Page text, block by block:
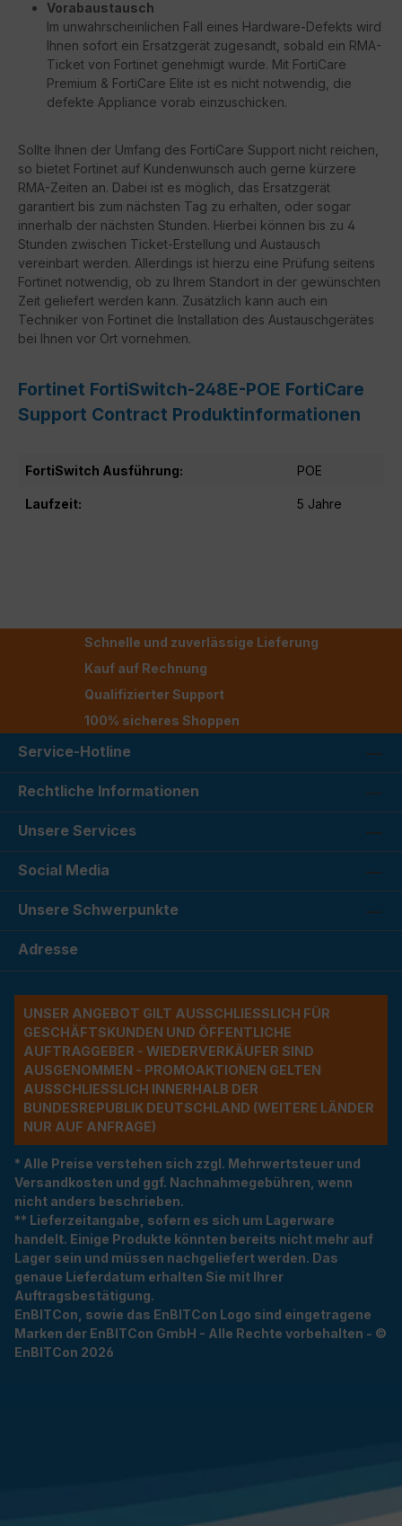
Vorabaustausch
Im unwahrscheinlichen Fall eines Hardware-Defekts wird
Ihnen sofort ein Ersatzgerät zugesandt, sobald ein RMA-
Ticket von Fortinet genehmigt wurde. Mit FortiCare
Premium & FortiCare Elite ist es nicht notwendig, die
defekte Appliance vorab einzuschicken.
Sollte Ihnen der Umfang des FortiCare Support nicht reichen,
so bietet Fortinet auf Kundenwunsch auch gerne kürzere
RMA-Zeiten an. Dabei ist es möglich, das Ersatzgerät
garantiert bis zum nächsten Tag zu erhalten, oder sogar
innerhalb der nächsten Stunden. Hierbei können bis zu 4
Stunden zwischen Ticket-Erstellung und Austausch
vereinbart werden. Allerdings ist hierzu eine Prüfung seitens
Fortinet notwendig, ob zu Ihrem Standort in der gewünschten
Zeit geliefert werden kann. Zusätzlich kann auch ein
Techniker von Fortinet die Installation des Austauschgerätes
bei Ihnen vor Ort vornehmen.
Fortinet FortiSwitch-248E-POE FortiCare
Support Contract Produktinformationen
FortiSwitch Ausführung: POE
Laufzeit: 5 Jahre
Schnelle und zuverlässige Lieferung
Kauf auf Rechnung
Qualifizierter Support
100% sicheres Shoppen
Service-Hotline
Rechtliche Informationen
Unsere Services
Social Media
Unsere Schwerpunkte
Adresse
UNSER ANGEBOT GILT AUSSCHLIESSLICH FÜR G
ESCHÄFTSKUNDEN UND ÖFFENTLICHE A
UFTRAGGEBER - WIEDERVERKÄUFER SIND A
USGENOMMEN - PROMOAKTIONEN GELTEN A
USSCHLIESSLICH INNERHALB DER BU
NDESREPUBLIK DEUTSCHLAND (WEITERE LÄNDER NU
R AUF ANFRAGE)
* Alle Preise verstehen sich zzgl. Mehrwertsteuer und
Versandkosten und ggf. Nachnahmegebühren, wenn
nicht anders beschrieben.
** Lieferzeitangabe, sofern es sich um Lagerware
handelt. Einige Produkte könnten bereits nicht mehr auf
Lager sein und müssen nachgeliefert werden. Das
genaue Lieferdatum erhalten Sie mit Ihrer
Auftragsbestätigung.
EnBITCon, sowie das EnBITCon Logo sind eingetragene
Marken der EnBITCon GmbH - Alle Rechte vorbehalten - ©
EnBITCon 2026